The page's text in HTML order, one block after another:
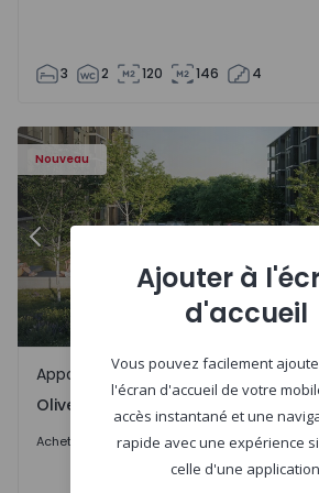
3 2 120 146 4
Nouveau
1575522 - 8
Appartement T2 Vila Nova de Gaia,
Précédent
Oliveira do Douro, Porto
Appartement
Oliveira do Douro, Porto
Acheter 339.000 €
Ajouter à
d'accueil
Vous pouvez facilement
l'écran d'accueil de votre
accès instantané et une
rapide avec une expérience
celle d'une